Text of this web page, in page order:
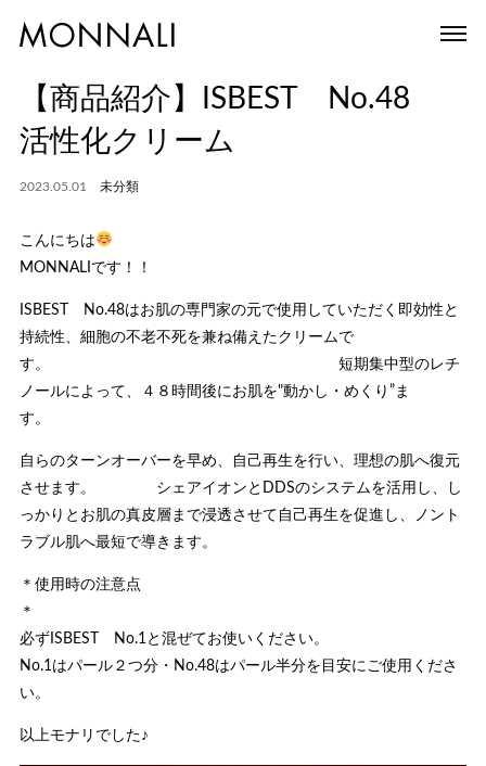
【商品紹介】ISBEST No.48
活性化クリーム
2023.05.01 未分類
こんにちは
MONNALIです！！
ISBEST No.48はお肌の専門家の元で使用していただく即効性と
持続性、細胞の不老不死を兼ね備えたクリームで
す。 短期集中型のレチ
ノールによって、４８時間後にお肌を"動かし・めくり”ま
す。
自らのターンオーバーを早め、自己再生を行い、理想の肌へ復元
させます。 シェアイオンとDDSのシステムを活用し、し
っかりとお肌の真皮層まで浸透させて自己再生を促進し、ノント
ラブル肌へ最短で導きます。
＊使用時の注意点
必ずISBEST No.1と混ぜてお使いください。
No.1はパール２つ分・No.48はパール半分を目安にご使用くださ
い。
以上モナリでした♪